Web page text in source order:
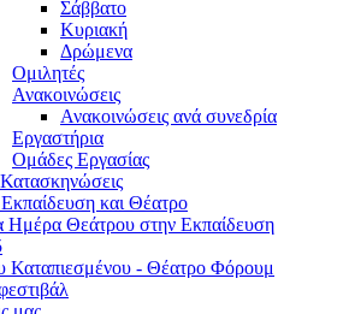
Σάββατο
Κυριακή
Δρώμενα
Ομιλητές
Ανακοινώσεις
Ανακοινώσεις ανά συνεδρία
Εργαστήρια
Ομάδες Εργασίας
και Θέατρο
Ημέρα Θεάτρου στην Εκπαίδευση
Καταπιεσμένου - Θέατρο Φόρουμ